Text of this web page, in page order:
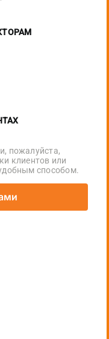
пожалуйста,
клиентов или
способом.